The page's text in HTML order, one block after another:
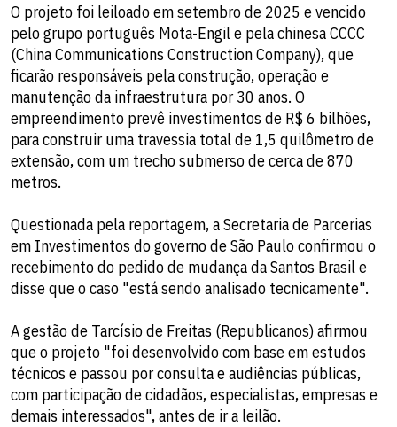
O projeto foi leiloado em setembro de 2025 e vencido
pelo grupo português Mota-Engil e pela chinesa CCCC
(China Communications Construction Company), que
ficarão responsáveis pela construção, operação e
manutenção da infraestrutura por 30 anos. O
empreendimento prevê investimentos de R$ 6 bilhões,
para construir uma travessia total de 1,5 quilômetro de
extensão, com um trecho submerso de cerca de 870
metros.
Questionada pela reportagem, a Secretaria de Parcerias
em Investimentos do governo de São Paulo confirmou o
recebimento do pedido de mudança da Santos Brasil e
disse que o caso "está sendo analisado tecnicamente".
A gestão de Tarcísio de Freitas (Republicanos) afirmou
que o projeto "foi desenvolvido com base em estudos
técnicos e passou por consulta e audiências públicas,
com participação de cidadãos, especialistas, empresas e
demais interessados", antes de ir a leilão.